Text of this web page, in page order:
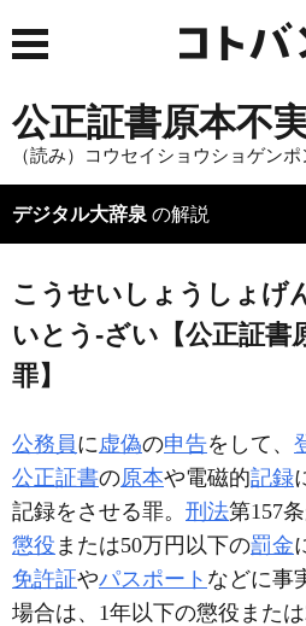
公正証書原本不
（読み）コウセイショウショゲン
デジタル大辞泉 の解説
こうせいしょうしょげ
いとう‐ざい【公正証書
罪】
公務員に虚偽の申告をして、
公正証書の原本や電磁的記録
記録をさせる罪。 刑法第157
懲役 または50万円以下の罰金
免許証やパスポート などに事
場合は、1年以下の懲役また